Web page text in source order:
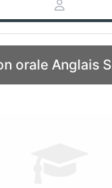
orale Anglais